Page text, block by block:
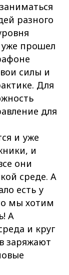
разного
уже прошел
силы и
Для
для
и уже
и
они
среде. А
есть у
мы хотим
А
и круг
заряжают